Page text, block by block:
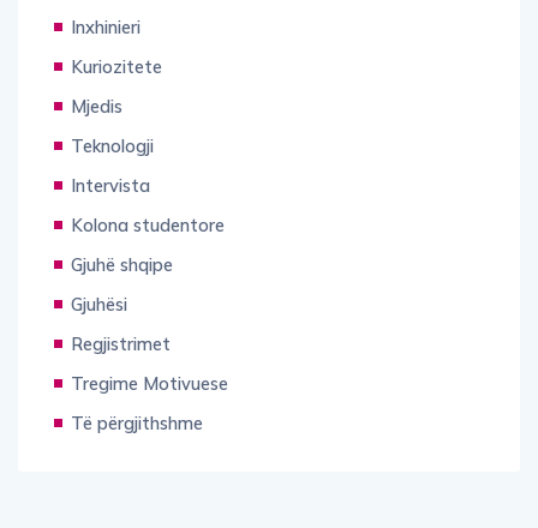
Inxhinieri
Kuriozitete
Mjedis
Teknologji
Intervista
Kolona studentore
Gjuhë shqipe
Gjuhësi
Regjistrimet
Tregime Motivuese
Të përgjithshme